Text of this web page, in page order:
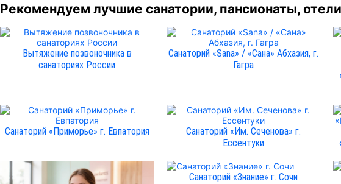
Рекомендуем лучшие санатории, пансионаты,
Вытяжение позвоночника в
санаториях России
Санаторий «Sana» / «Сана» Абхазия, г.
Гагра
Санаторий «Приморье» г. Евпатория
Санаторий «Им. Сеченова» г.
Ессентуки
Санаторий «Знание» г. Сочи